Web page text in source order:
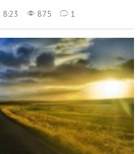
875 1